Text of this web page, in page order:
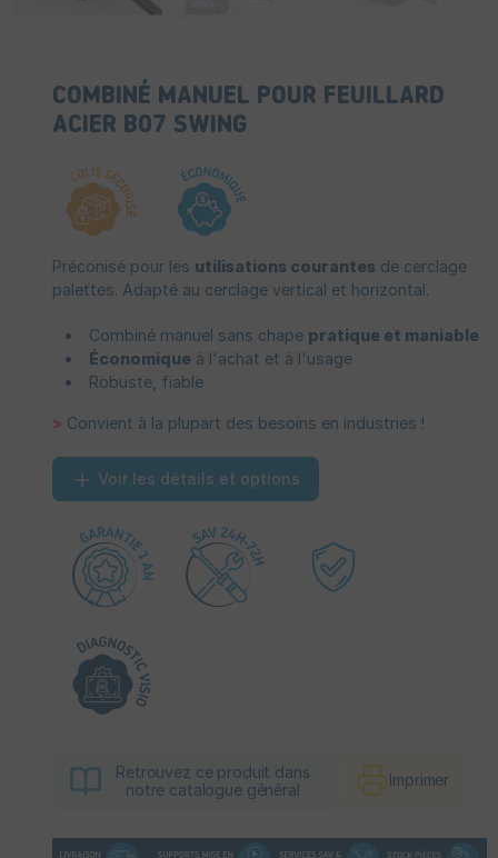
COMBINÉ MANUEL POUR FEUILLARD
ACIER B07 SWING
Préconisé pour les utilisations courantes de cerclage
palettes. Adapté au cerclage vertical et horizontal.
Combiné manuel sans chape pratique et maniable
Économique à l'achat et à l'usage
Robuste, fiable
> Convient à la plupart des besoins en industries !
Voir les détails et options
Retrouvez ce produit dans
notre catalogue général
Imprimer